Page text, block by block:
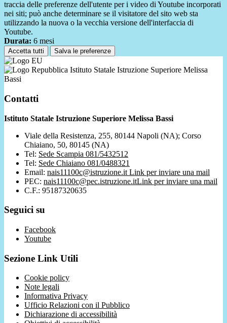
traccia delle preferenze dell'utente per i video di Youtube incorporati
nei siti; può anche determinare se il visitatore del sito web sta
utilizzando la nuova o la vecchia versione dell'interfaccia di
Youtube.
Durata: 6 mesi
Accetta tutti Salva le preferenze
Istituto Statale Istruzione Superiore Melissa
Bassi
Contatti
Istituto Statale Istruzione Superiore Melissa Bassi
Viale della Resistenza, 255, 80144 Napoli (NA); Corso
Chiaiano, 50, 80145 (NA)
Tel: Sede Scampia 081/5432512
Tel: Sede Chiaiano 081/0488321
Email: nais11100c@istruzione.it Link per inviare una mail
PEC: nais11100c@pec.istruzione.itLink per inviare una mail
C.F.: 95187320635
Seguici su
Facebook
Youtube
Sezione Link Utili
Cookie policy
Note legali
Informativa Privacy
Ufficio Relazioni con il Pubblico
Dichiarazione di accessibilità